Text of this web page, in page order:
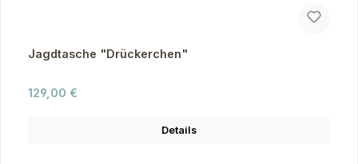
Jagdtasche "Drückerchen"
Regulärer Preis:
129,00 €
Details